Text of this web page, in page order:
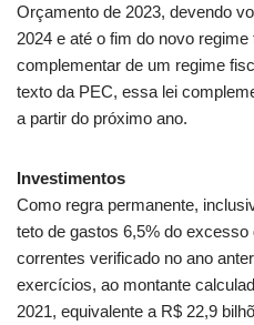
Orçamento de 2023, devendo
2024 e até o fim do novo
complementar de um regime
texto da PEC, essa lei
a partir do próximo ano.
Investimentos
Como regra permanente,
teto de gastos 6,5% do
correntes verificado no ano
exercícios, ao montante
2021, equivalente a R$ 22,9